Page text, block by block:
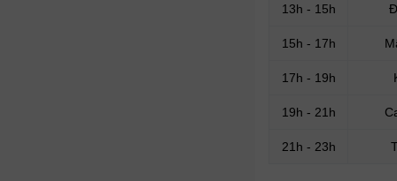
13h - 15h
15h - 17h
17h - 19h
19h - 21h
21h - 23h